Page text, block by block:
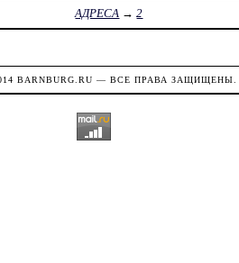
АДРЕСА →2
BARNBURG.RU — ВСЕ ПРАВА ЗАЩИЩЕНЫ.